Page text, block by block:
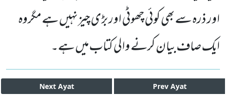
اور ذرہ سے بھی کوئی چھوٹی اور بڑی چیز نہیں ہے مگروہ
ایک صاف بیان کرنے والی کتاب میں ہے۔
Next Ayat Prev Ayat